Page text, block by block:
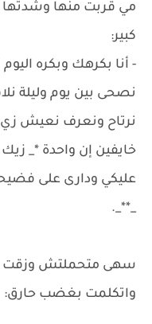
مي قربت منها
كبير:
- أنا بكرهك وبكره
نصحى بين يوم وليلة
نرتاح ونعرف نعيش زي
خايفين إن واحدة *_
عليكي ودارى على
_**_.
سهى متحملتش وزقت
واتكلمت بغضب حارق: